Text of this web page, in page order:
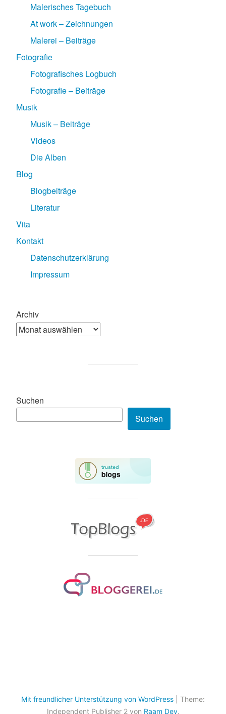
Malerisches Tagebuch
At work – Zeichnungen
Malerei – Beiträge
Fotografie
Fotografisches Logbuch
Fotografie – Beiträge
Musik
Musik – Beiträge
Videos
Die Alben
Blog
Blogbeiträge
Literatur
Vita
Kontakt
Datenschutzerklärung
Impressum
Archiv
Suchen
Suchen
Mit freundlicher Unterstützung von WordPress
Theme:
Independent Publisher 2 von Raam Dev.